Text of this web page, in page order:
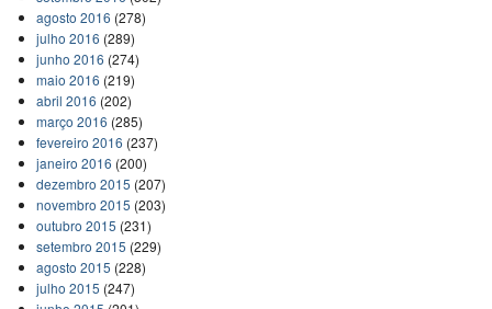
agosto 2016 (278)
julho 2016 (289)
junho 2016 (274)
maio 2016 (219)
abril 2016 (202)
março 2016 (285)
fevereiro 2016 (237)
janeiro 2016 (200)
dezembro 2015 (207)
novembro 2015 (203)
outubro 2015 (231)
setembro 2015 (229)
agosto 2015 (228)
julho 2015 (247)